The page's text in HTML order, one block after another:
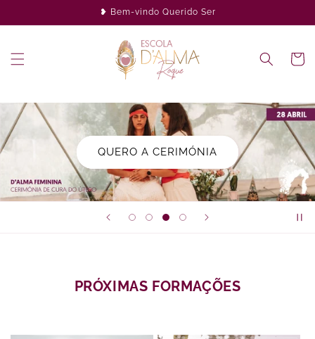
conteúdo
❥ Bem-vindo Querido Ser
QUERO A CERIMÓNIA
PRÓXIMAS FORMAÇÕES